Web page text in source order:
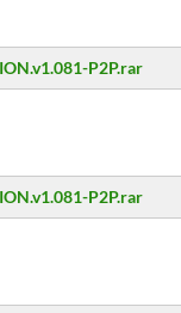
P2P.rar
P2P.rar